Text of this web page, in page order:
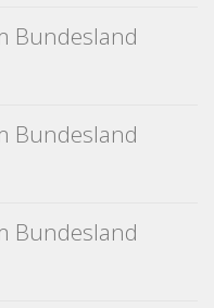
Bundesland
Bundesland
Bundesland